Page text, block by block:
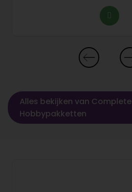
Alles bekijken van Complete
Hobbypakketten